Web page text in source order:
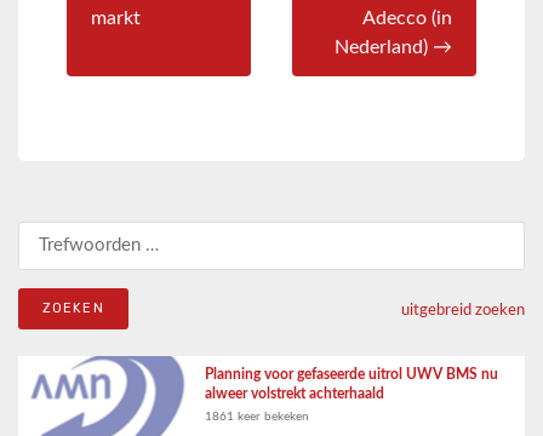
markt
Adecco (in
Nederland) →
uitgebreid zoeken
Planning voor gefaseerde uitrol UWV BMS nu
alweer volstrekt achterhaald
1861 keer bekeken